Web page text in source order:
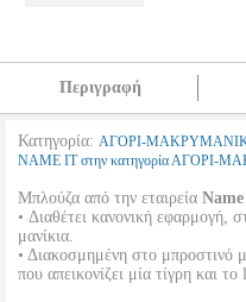
Περιγραφή
Κατηγορία: ΑΓΟΡΙ-
NAME IT στην κατηγορία
Μπλούζα από την εταιρεία
• Διαθέτει κανονική εφαρμογή,
μανίκια.
• Διακοσμημένη στο μπροστινό
που απεικονίζει μία τίγρη και το